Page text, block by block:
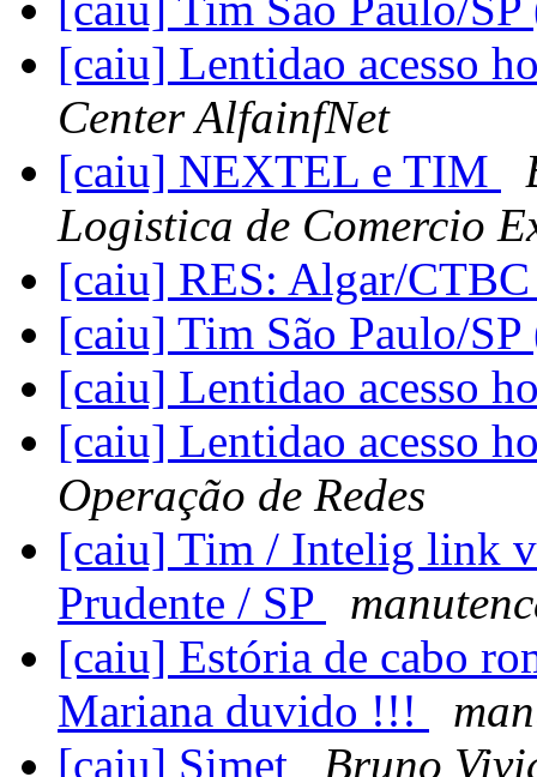
[caiu] Lentidao acesso
Center AlfainfNet
[caiu] NEXTEL e TIM
Logistica de Comercio
[caiu] RES: Algar/
[caiu] Tim São Paulo/
[caiu] Lentidao acesso
[caiu] Lentidao acesso
Operação de Redes
[caiu] Tim / Intelig link
Prudente / SP
[caiu] Estória de cabo
Mariana duvido !!!
[caiu] Simet
Bruno